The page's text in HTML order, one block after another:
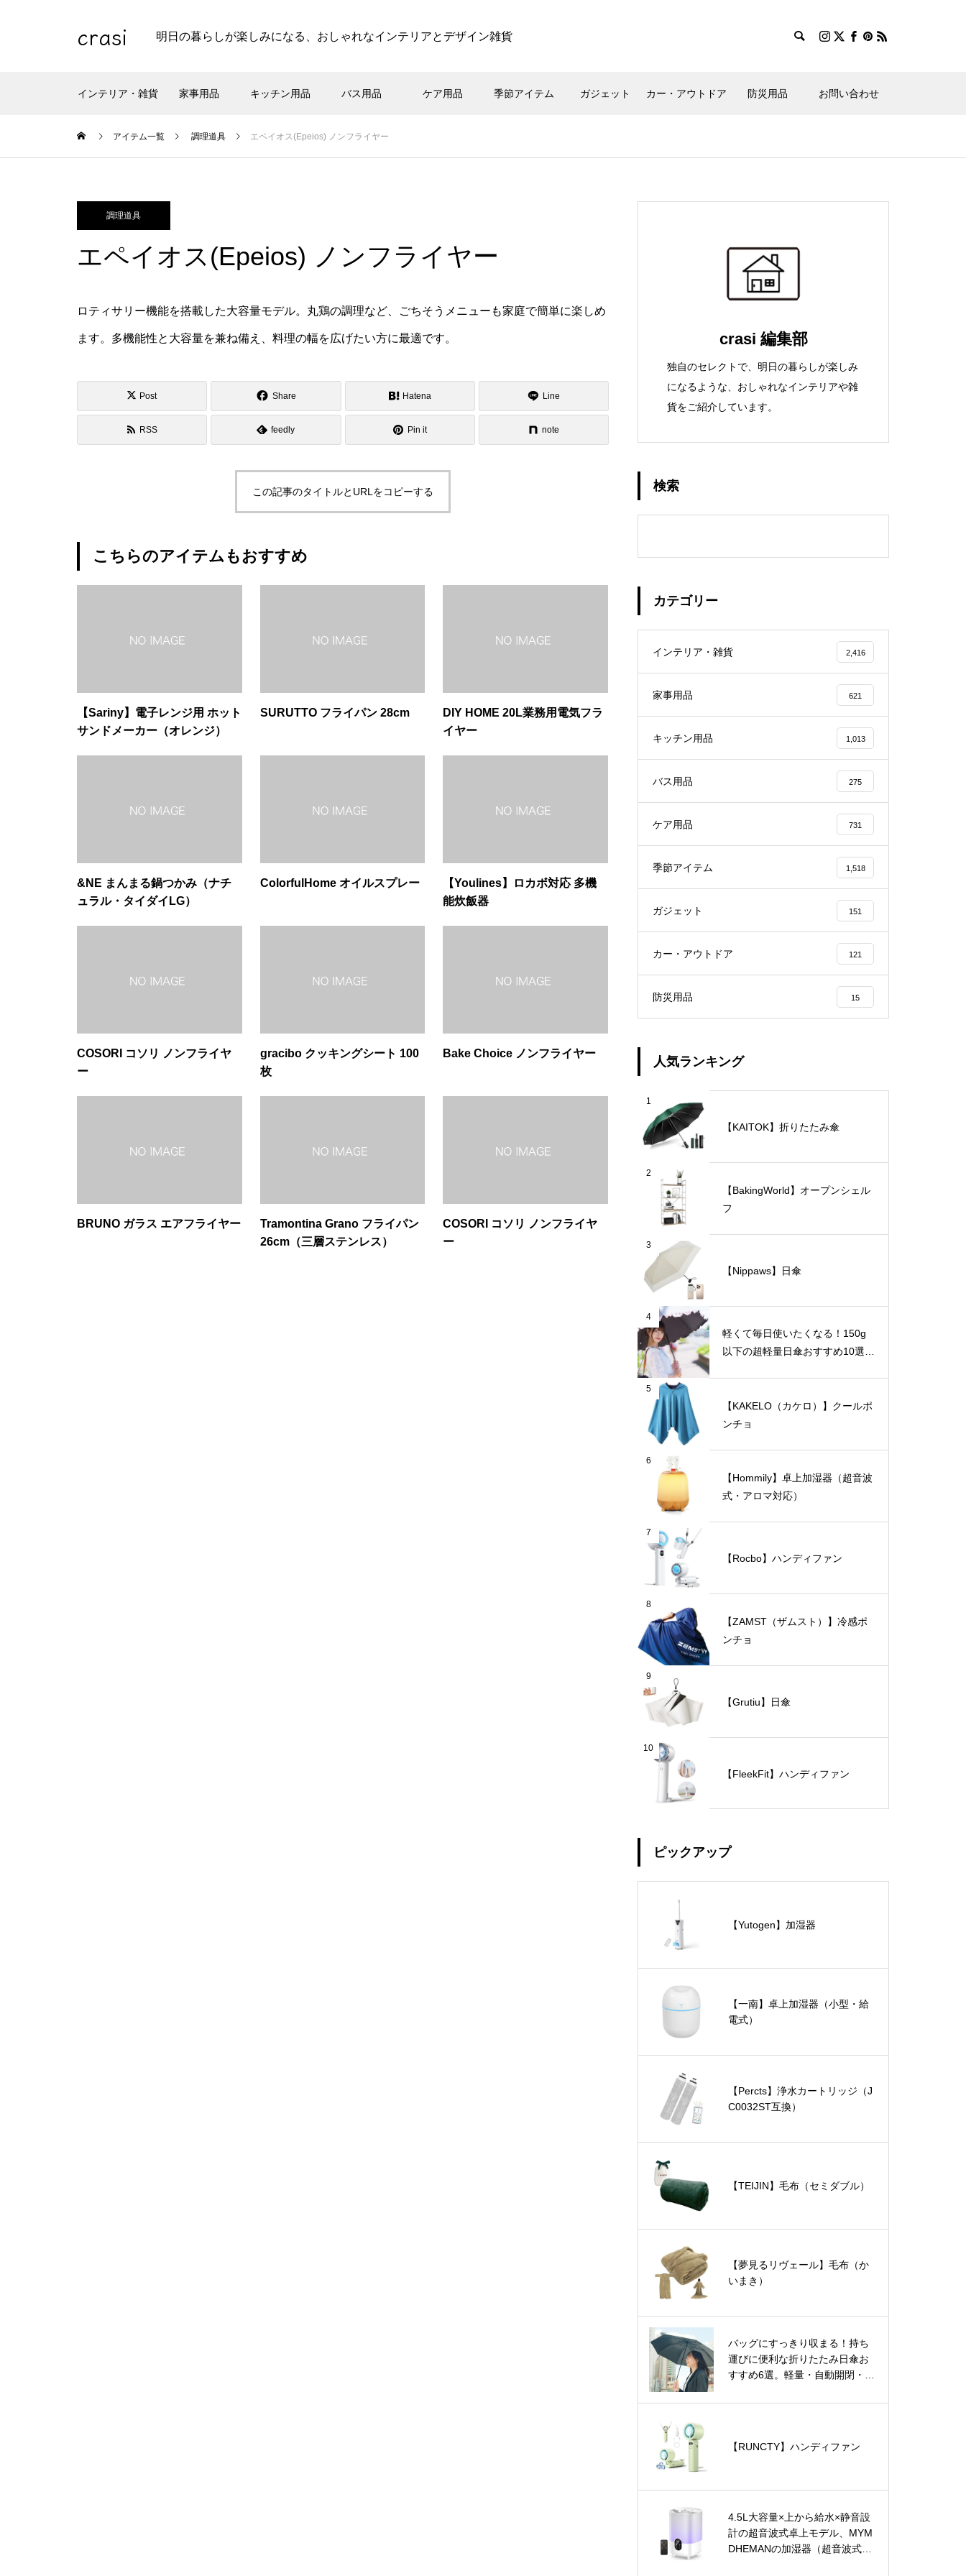
crasi 明日の暮らしが楽しみになる、おしゃれなインテリアとデザイン雑貨
インテリア・雑貨 家事用品 キッチン用品 バス用品 ケア用品 季節アイテム ガジェット カー・アウトドア 防災用品 お問い合わせ
アイテム一覧 調理道具 エペイオス(Epeios) ノンフライヤー
調理道具
エペイオス(Epeios) ノンフライヤー
ロティサリー機能を搭載した大容量モデル。丸鶏の調理など、ごちそうメニューも家庭で簡単に楽しめ
ます。多機能性と大容量を兼ね備え、料理の幅を広げたい方に最適です。
Post Share Hatena Line
RSS feedly Pin it note
この記事のタイトルとURLをコピーする
こちらのアイテムもおすすめ
【Sariny】電子レンジ用 ホット
サンドメーカー（オレンジ）
SURUTTO フライパン 28cm
DIY HOME 20L業務用電気フラ
イヤー
&NE まんまる鍋つかみ（ナチ
ュラル・タイダイLG）
ColorfulHome オイルスプレー
【Youlines】ロカボ対応 多機
能炊飯器
COSORI コソリ ノンフライヤ
ー
gracibo クッキングシート 100
枚
Bake Choice ノンフライヤー
BRUNO ガラス エアフライヤー
Tramontina Grano フライパン
26cm（三層ステンレス）
COSORI コソリ ノンフライヤ
ー
crasi 編集部
独自のセレクトで、明日の暮らしが楽しみ
になるような、おしゃれなインテリアや雑
貨をご紹介しています。
検索
カテゴリー
インテリア・雑貨 2,416
家事用品 621
キッチン用品 1,013
バス用品 275
ケア用品 731
季節アイテム 1,518
ガジェット 151
カー・アウトドア 121
防災用品 15
人気ランキング
1
【KAITOK】折りたたみ傘
2
【BakingWorld】オープンシェル
フ
3
【Nippaws】日傘
4
軽くて毎日使いたくなる！150g
以下の超軽量日傘おすすめ10選
5
【KAKELO（カケロ）】クールポ
ンチョ
6
【Hommily】卓上加湿器（超音波
式・アロマ対応）
7
【Rocbo】ハンディファン
8
【ZAMST（ザムスト）】冷感ポ
ンチョ
9
【Grutiu】日傘
10
【FleekFit】ハンディファン
ピックアップ
【Yutogen】加湿器
【一南】卓上加湿器（小型・給
電式）
【Percts】浄水カートリッジ（J
C0032ST互換）
【TEIJIN】毛布（セミダブル）
【夢見るリヴェール】毛布（か
いまき）
バッグにすっきり収まる！持ち
運びに便利な折りたたみ日傘お
すすめ6選。軽量・自動開閉・お
【RUNCTY】ハンディファン
4.5L大容量×上から給水×静音設
計の超音波式卓上モデル、MYM
DHEMANの加湿器（超音波式・